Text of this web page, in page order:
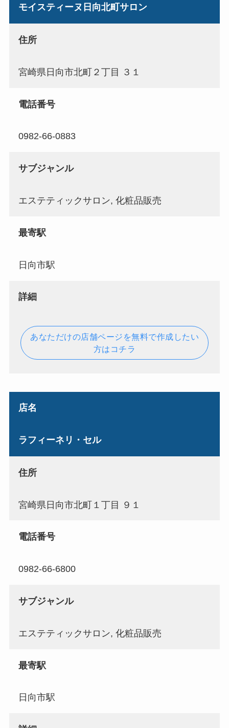
モイスティーヌ日向北町サロン
住所
宮崎県日向市北町２丁目 ３１
電話番号
0982-66-0883
サブジャンル
エステティックサロン, 化粧品販売
最寄駅
日向市駅
詳細
あなただけの店舗ページを無料で作成したい
方はコチラ
店名
ラフィーネリ・セル
住所
宮崎県日向市北町１丁目 ９１
電話番号
0982-66-6800
サブジャンル
エステティックサロン, 化粧品販売
最寄駅
日向市駅